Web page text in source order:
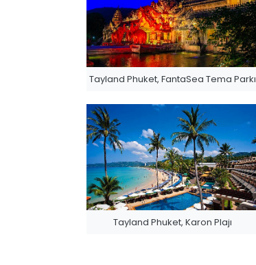
Tayland Phuket, FantaSea Tema Parkı
Tayland Phuket, Karon Plajı